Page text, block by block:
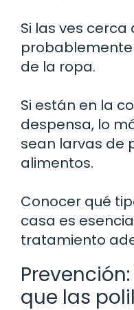
Si las ves cerca
de la ropa.
Si están en la
despensa, lo
sean larvas de
alimentos.
Conocer qué
casa es
tratamiento
que las